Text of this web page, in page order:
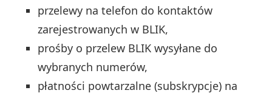
przelewy na telefon do kontaktów
zarejestrowanych w BLIK,
prośby o przelew BLIK wysyłane do
wybranych numerów,
płatności powtarzalne (subskrypcje) na